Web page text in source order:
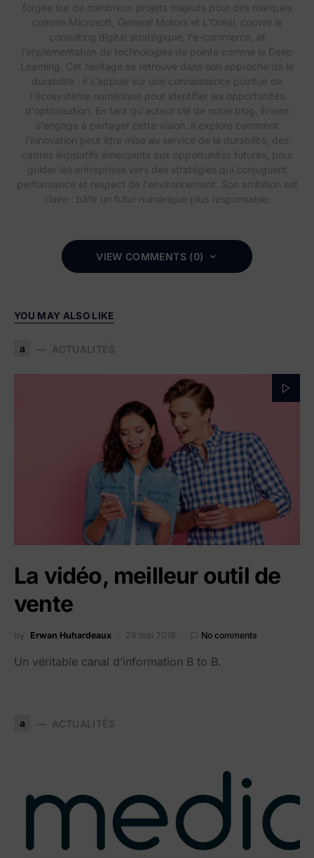
forgée sur de nombreux projets majeurs pour des marques
comme Microsoft, General Motors et L'Oréal, couvre le
consulting digital stratégique, l'e-commerce, et
l'implémentation de technologies de pointe comme le Deep
Learning. Cet héritage se retrouve dans son approche de la
durabilité : il s'appuie sur une connaissance pointue de
l'écosystème numérique pour identifier les opportunités
d'optimisation. En tant qu'auteur clé de notre blog, Erwan
s'engage à partager cette vision. Il explore comment
l'innovation peut être mise au service de la durabilité, des
cadres législatifs émergents aux opportunités futures, pour
guider les entreprises vers des stratégies qui conjuguent
performance et respect de l'environnement. Son ambition est
claire : bâtir un futur numérique plus responsable.
VIEW COMMENTS (0)
YOU MAY ALSO LIKE
a ACTUALITÉS
La vidéo, meilleur outil de
vente
by Erwan Huhardeaux 29 mai 2018 No comments
Un véritable canal d’information B to B.
a ACTUALITÉS